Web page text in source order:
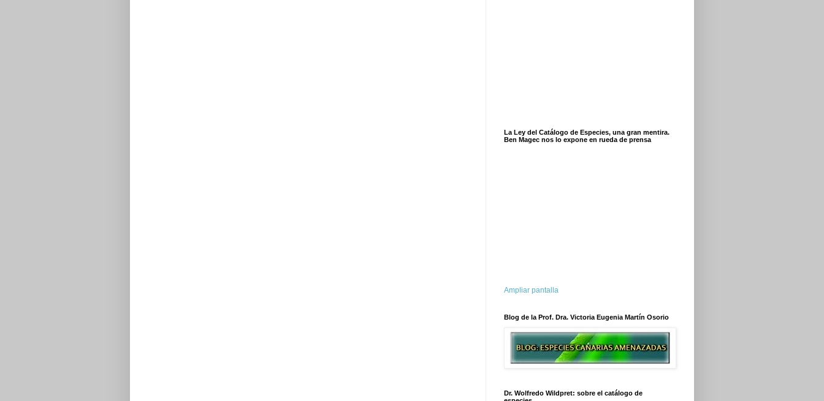
La Ley del Catálogo de Especies, una gran mentira.
Ben Magec nos lo expone en rueda de prensa
Ampliar pantalla
Blog de la Prof. Dra. Victoria Eugenia Martín Osorio
Dr. Wolfredo Wildpret: sobre el catálogo de